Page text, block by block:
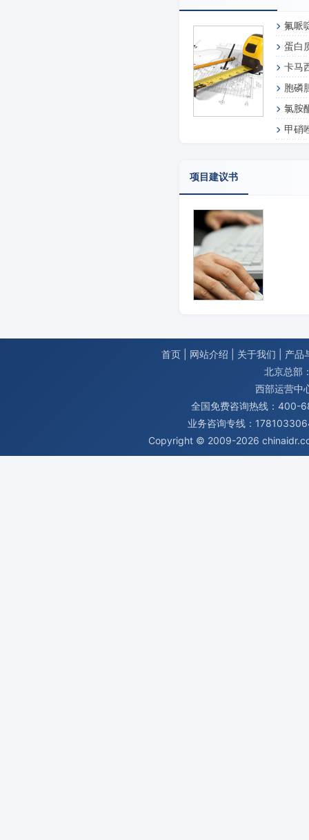
氟哌
蛋白
卡马
胞磷
氯胺
甲硝
项目建议书
首页 网站介绍 关于我们
产品
北京总部
西部运营中
全国免费咨询热线：400-
业务咨询专线：
Copyright © 2009-2026